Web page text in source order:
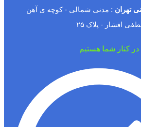
تهران : مدنی شمالی - کوچه ی آهن
افشار - پلاک ۲۵
در کنار شما هستیم